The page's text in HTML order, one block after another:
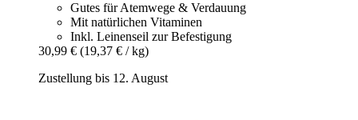
Gutes für Atemwege & Verdauung
Mit natürlichen Vitaminen
Inkl. Leinenseil zur Befestigung
30,99 € (19,37 € / kg)
Zustellung bis 12. August